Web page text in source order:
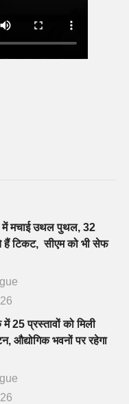
में मचाई उथल पुथल, 32
टिकट, सीएम को भी सेफ
25 प्रस्तावों को मिली
औद्योगिक भवनों पर रहेगा